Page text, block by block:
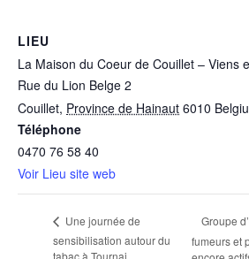
LIEU
La Maison du Coeur de Couillet – Viens
Rue du Lion Belge 2
Couillet, Province de Hainaut 6010
Téléphone
0470 76 58 40
Voir Lieu site web
Une journée de
sensibilisation autour du
Groupe
fumeurs et